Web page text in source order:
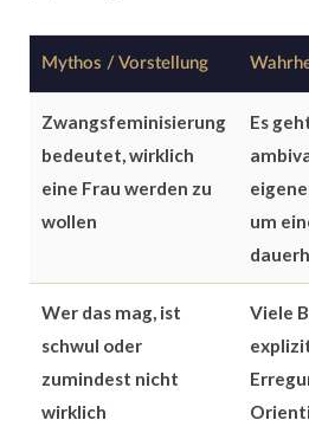
Mythos / Vorstellung
Zwangsfeminisierung
bedeutet, wirklich
eine Frau werden zu
wollen
Es
um
Wer das mag, ist
schwul oder
zumindest nicht
wirklich
Viele